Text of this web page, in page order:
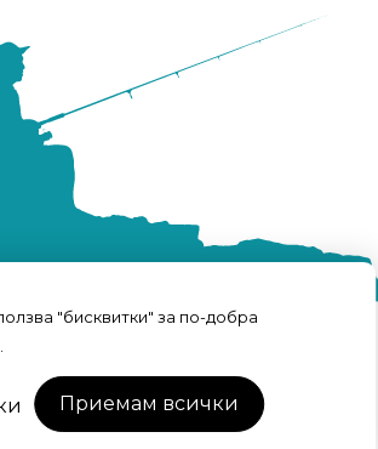
"бисквитки" за по-добра
Приемам всички
за риболова © 2026 Всички
Интернет Маркетинг и Дизайн
от Weberest